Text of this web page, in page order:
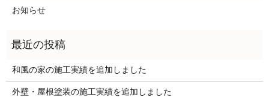
お知らせ
和風の家の施工実績を追加しました
外壁・屋根塗装の施工実績を追加しました